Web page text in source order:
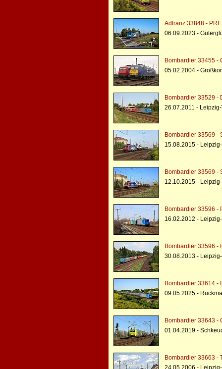
Adtranz 33848 -
06.09.2023 -
Bombardier 33455 -
05.02.2004 -
Bombardier 33529 -
26.07.2011 -
Bombardier 33569 -
15.08.2015 -
Bombardier 33569 -
12.10.2015 -
Bombardier 33596 -
16.02.2012 -
Bombardier 33596 -
30.08.2013 -
Bombardier 33614 -
09.05.2025 -
Bombardier 33643 -
01.04.2019 -
Bombardier 33663 -
24.05.2006 -